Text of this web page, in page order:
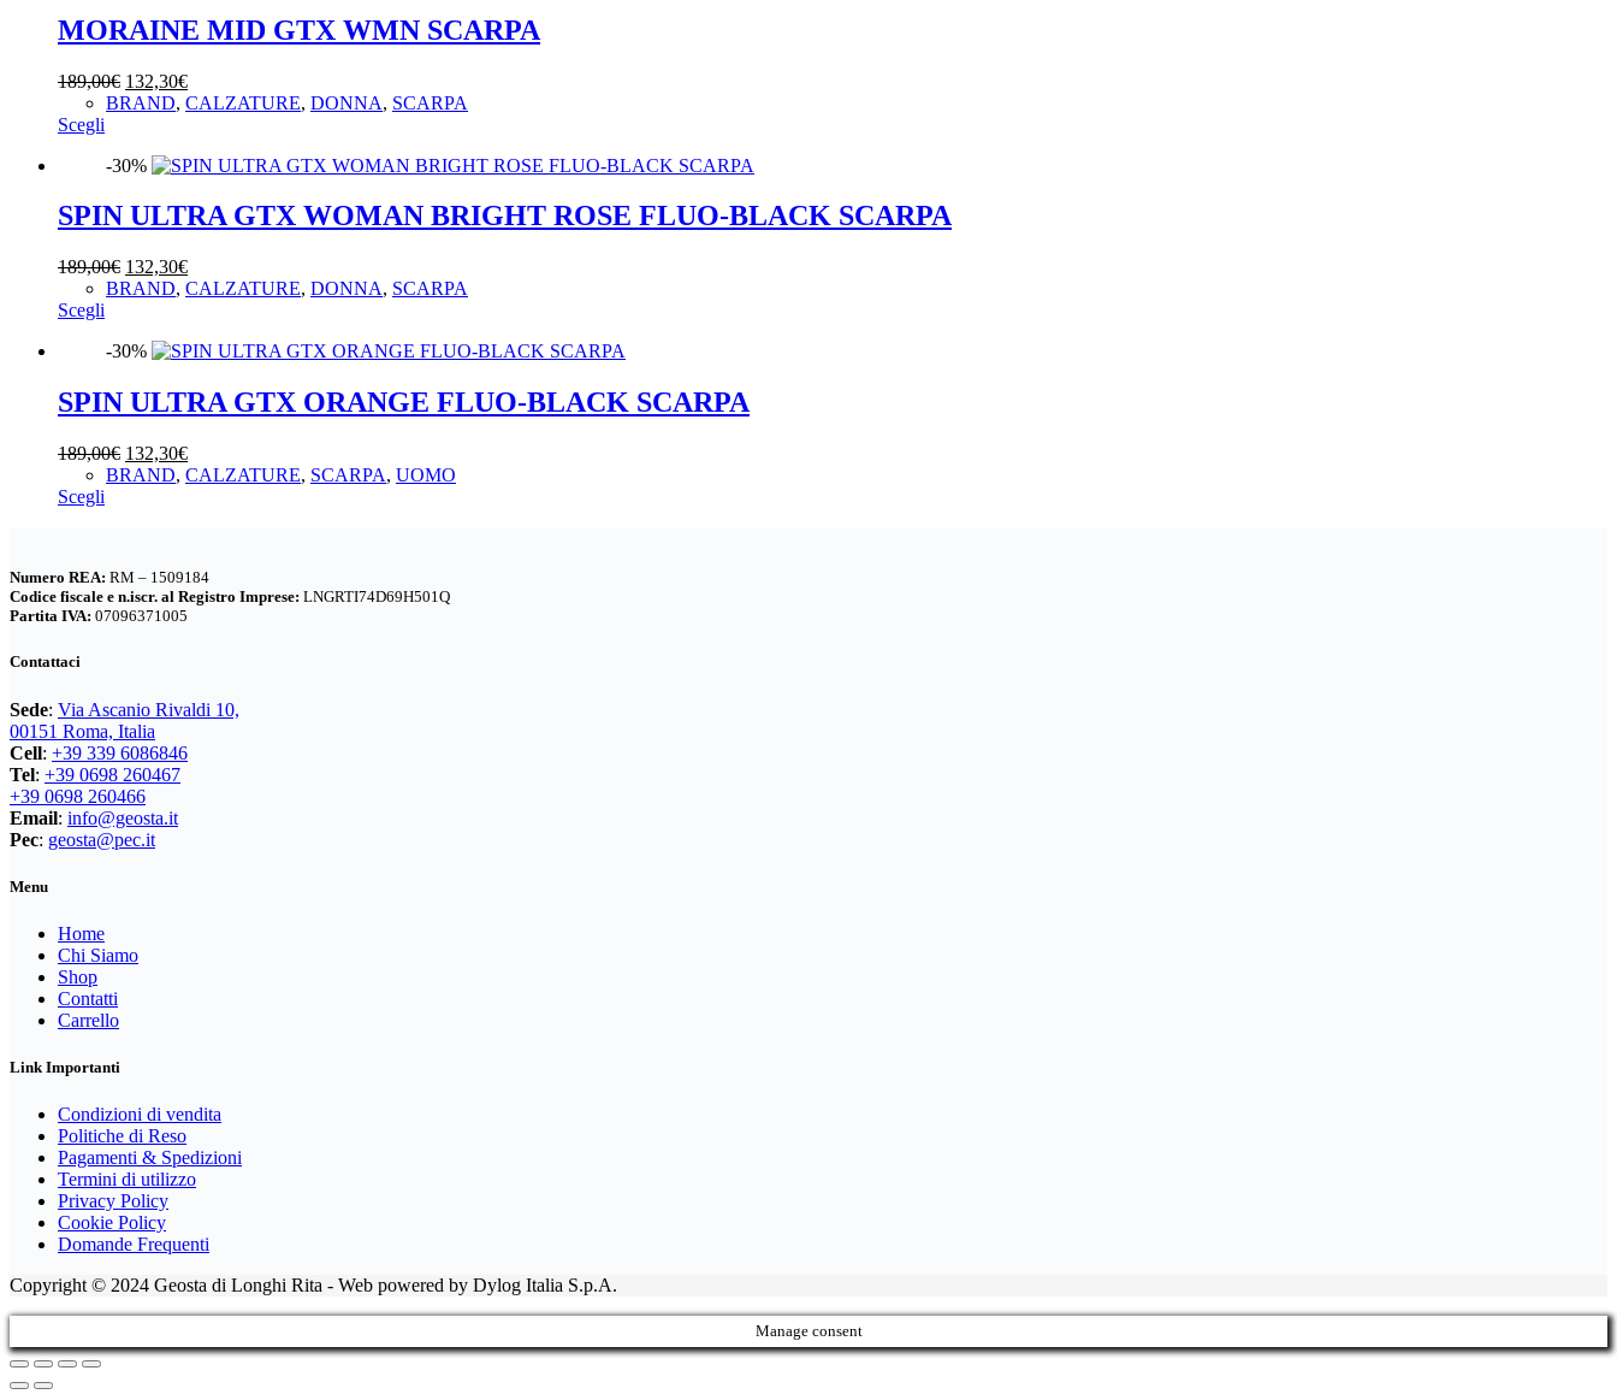
varianti.
Le
possono
essere
scelte
pagina
prodotto
MORAINE MID GTX WMN SCARPA
189,00€ Il
prezzo
189,00€.
132,30€Il
prezzo
132,30€.
BRAND, CALZATURE, DONNA, SCARPA
Scegli
ha
varianti.
Le
possono
essere
scelte
nella
pagina
prodotto
-30%
SPIN ULTRA GTX WOMAN BRIGHT ROSE FLUO-BLACK SCARPA
189,00€ Il
prezzo
189,00€.
132,30€Il
prezzo
132,30€.
BRAND, CALZATURE, DONNA, SCARPA
Scegli
ha
varianti.
Le
possono
essere
scelte
del
prodotto
-30%
SPIN ULTRA GTX ORANGE FLUO-BLACK SCARPA
189,00€ Il
prezzo
132,30€Il
prezzo
BRAND, CALZATURE, SCARPA, UOMO
Scegli
varianti.
Le
opzioni
nella
pagina
del
prodotto
Numero REA: RM – 1509184
Codice fiscale e n.iscr. al Registro Imprese: LNGRTI74D69H501Q
Partita IVA: 07096371005
Contattaci
Sede: Via Ascanio Rivaldi 10,
00151 Roma, Italia
Cell: +39 339 6086846
Tel: +39 0698 260467
+39 0698 260466
Email: info@geosta.it
Pec: geosta@pec.it
Menu
Home
Chi Siamo
Shop
Contatti
Carrello
Link Importanti
Condizioni di vendita
Politiche di Reso
Pagamenti & Spedizioni
Termini di utilizzo
Privacy Policy
Cookie Policy
Domande Frequenti
Copyright © 2024 Geosta di Longhi Rita - Web powered by Dylog Italia S.p.A.
Manage consent